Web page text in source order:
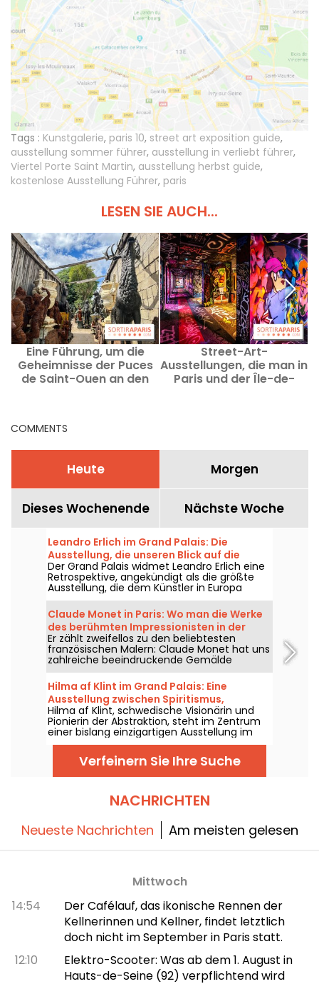
Tags : Kunstgalerie, paris 10, street art exposition guide,
ausstellung sommer führer, ausstellung in verliebt führer,
Viertel Porte Saint Martin, ausstellung herbst guide,
kostenlose Ausstellung Führer, paris
LESEN SIE AUCH...
Eine Führung, um die
Geheimnisse der Puces
de Saint-Ouen an den
Street-Art-
Ausstellungen, die man in
Paris und der Île-de-
COMMENTS
Heute Morgen
Dieses Wochenende Nächste Woche
Leandro Erlich im Grand Palais: Die
Ausstellung, die unseren Blick auf die
Wirklichkeit verwandelt – unsere Fotos
Der Grand Palais widmet Leandro Erlich eine
Retrospektive, angekündigt als die größte
Ausstellung, die dem Künstler in Europa
gewidmet ist. Besuchen Sie sie vom 2. Juni
bis zum 6. September 2026, um die
eigenwillige Welt von Leandro Erlich zu
entdecken, der für Installationen bekannt ist,
die unsere Orientierung und unsere
Wahrnehmung im öffentlichen Raum
verwischen.
Claude Monet in Paris: Wo man die Werke
des berühmten Impressionisten in der
Hauptstadt bewundern kann
Er zählt zweifellos zu den beliebtesten
französischen Malern: Claude Monet hat uns
zahlreiche beeindruckende Gemälde
hinterlassen, von denen einige in den Pariser
Museen entdeckt werden können. Folgen Sie
uns!
Hilma af Klint im Grand Palais: Eine
Ausstellung zwischen Spiritismus,
Okkultismus und Abstraktion
Hilma af Klint, schwedische Visionärin und
Pionierin der Abstraktion, steht im Zentrum
einer bislang einzigartigen Ausstellung im
Grand Palais, in Zusammenarbeit mit dem
Centre Pompidou, vom 6. Mai bis zum 30.
August 2026. Ihre mystischen Werke,
gespeist aus Spiritismus und Okkultismus,
einer Ausstellungsetappe, die nahezu das
gesamte Werk des Zyklus der
Schöpfung.
Verfeinern Sie Ihre Suche
NACHRICHTEN
Neueste Nachrichten Am meisten gelesen
Mittwoch
14:54
Der Cafélauf, das ikonische Rennen der
Kellnerinnen und Kellner, findet letztlich
doch nicht im September in Paris statt.
12:10
Elektro-Scooter: Was ab dem 1. August in
Hauts-de-Seine (92) verpflichtend wird